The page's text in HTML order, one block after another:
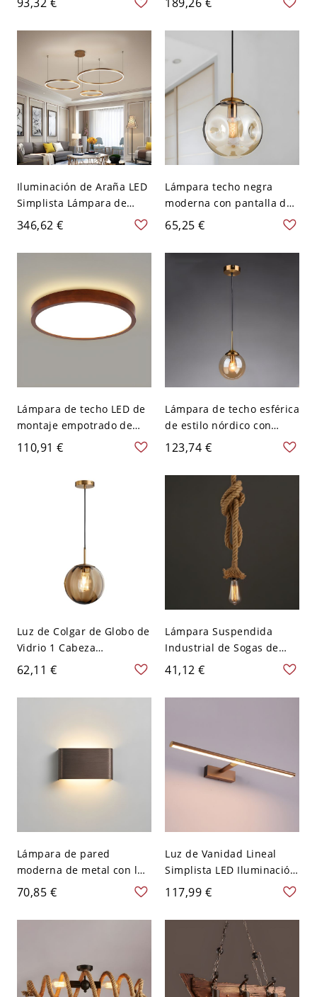
V Luz cálida
Metálica para Salón - 110
A 120 V Café 40,64
Iluminación de Araña LED
Simplista Lámpara de
Colgar de Acrílico de
Anillos en Café - 110 A
120 V Café 3 pisos 80,01
346,62 €
Lámpara techo negra
moderna con pantalla de
vidrio ámbar con relieve
para comedor con luz
hacia abajo y 1 bombilla
65,25 €
Lámpara de techo LED de
montaje empotrado de
madera marrón claro con
pantalla acrílica blanca -
Blanco Redondo
110,91 €
Lámpara de techo esférica
de estilo nórdico con
pantalla de vidrio para
dormitorio - 110 A 120 V
Ámbar Redondo
123,74 €
Luz de Colgar de Globo de
Vidrio 1 Cabeza
Iluminación Suspendida
Simplista para Comedor -
110 A 120 V Ámbar 15,24
62,11 €
Lámpara Suspendida
Industrial de Sogas de
Color de Lino Luminaria
Pendiente para Almacén -
1 110 A 120 V 39,5"
41,12 €
Lámpara de pared
moderna de metal con luz
cálida y pantalla de
aluminio LED - 110 A 120
V Café 15,24 cm
70,85 €
Luz de Vanidad Lineal
Simplista LED Iluminación
de Pared Metálica para
Baño - 110 A 120 V Café
40,64 cm Blanco
117,99 €